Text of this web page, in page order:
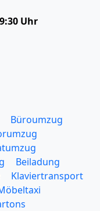
Uhr
Büroumzug
Beiladung
Klaviertransport